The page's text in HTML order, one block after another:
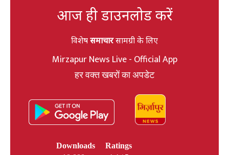
आज ही डाउनलोड करें
विशेषसमाचारसामग्री के लिए
Mirzapur News Live - Official App
हर वक्त खबरों का अपडेट
Downloads
Ratings